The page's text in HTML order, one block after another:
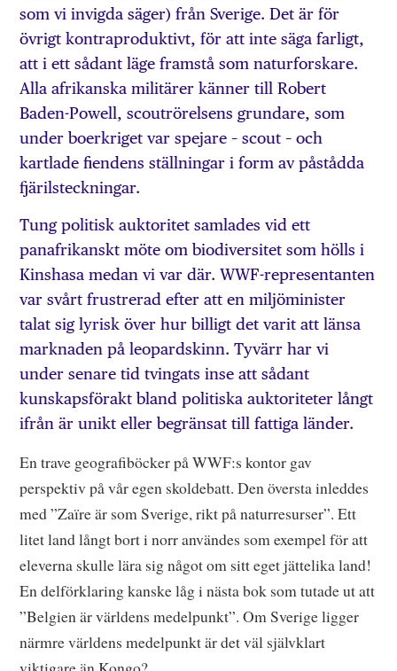
som vi invigda säger) från Sverige. Det är för
övrigt kontraproduktivt, för att inte säga farligt,
att i ett sådant läge framstå som naturforskare.
Alla afrikanska militärer känner till Robert
Baden-Powell, scoutrörelsens grundare, som
under boerkriget var spejare – scout – och
kartlade fiendens ställningar i form av påstådda
fjärilsteckningar.
Tung politisk auktoritet samlades vid ett
panafrikanskt möte om bio­­diversitet som hölls i
Kinshasa medan vi var där. WWF-representanten
var svårt frustrerad efter att en miljöminister
talat sig lyrisk över hur billigt det varit att länsa
marknaden på leopardskinn. Tyvärr har vi
under senare tid tvingats inse att sådant
kunskapsförakt bland politiska auktoriteter långt
ifrån är unikt eller begränsat till fattiga länder.
En trave geografiböcker på WWF:s kontor gav
perspektiv på vår egen skoldebatt. Den översta inleddes
med ”Zaïre är som Sverige, rikt på naturresurser”. Ett
litet land långt bort i norr användes som exempel för att
eleverna skulle lära sig något om sitt eget jättelika land!
En delförklaring kanske låg i nästa bok som tutade ut att
”Belgien är världens medelpunkt”. Om Sverige ligger
närmre världens medelpunkt är det väl självklart